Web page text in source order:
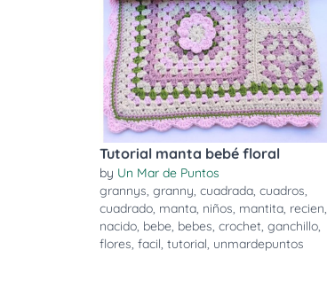
Tutorial manta bebé floral
by Un Mar de Puntos
grannys, granny, cuadrada, cuadros,
cuadrado, manta, niños, mantita, recien,
nacido, bebe, bebes, crochet, ganchillo,
flores, facil, tutorial, unmardepuntos